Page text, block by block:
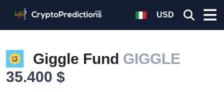
USD
Giggle Fund GIGGLE
35.400 $